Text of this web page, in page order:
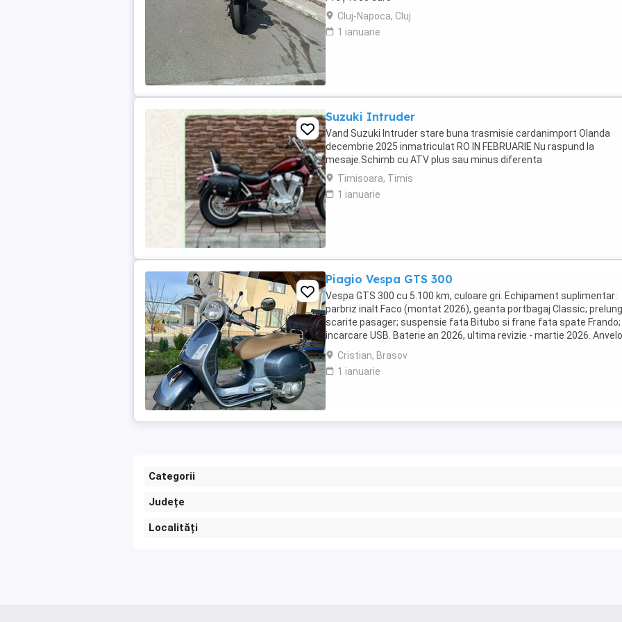
Cluj-Napoca, Cluj
1 ianuarie
Suzuki Intruder
Vand Suzuki Intruder stare buna trasmisie cardanimport Olanda
decembrie 2025 inmatriculat RO IN FEBRUARIE Nu raspund la
mesaje.Schimb cu ATV plus sau minus diferenta
Timisoara, Timis
1 ianuarie
Piagio Vespa GTS 300
Vespa GTS 300 cu 5.100 km, culoare gri. Echipament suplimentar:
parbriz inalt Faco (montat 2026), geanta portbagaj Classic;
scarite pasager; suspensie fata Bitubo si frane fata spate Frando;
incarcare USB. Baterie an 2026, ultima revizie - martie 2026.
2024. Itp valabil pana in ...
Cristian, Brasov
1 ianuarie
Categorii
Județe
Localități